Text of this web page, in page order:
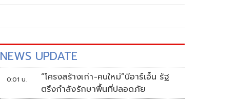
NEWS UPDATE
0:01 น.
“โครงสร้างเก่า-คนใหม่”บีอาร์เอ็น รัฐ
ตรึงกำลังรักษาพื้นที่ปลอดภัย